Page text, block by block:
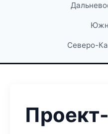
Северо-